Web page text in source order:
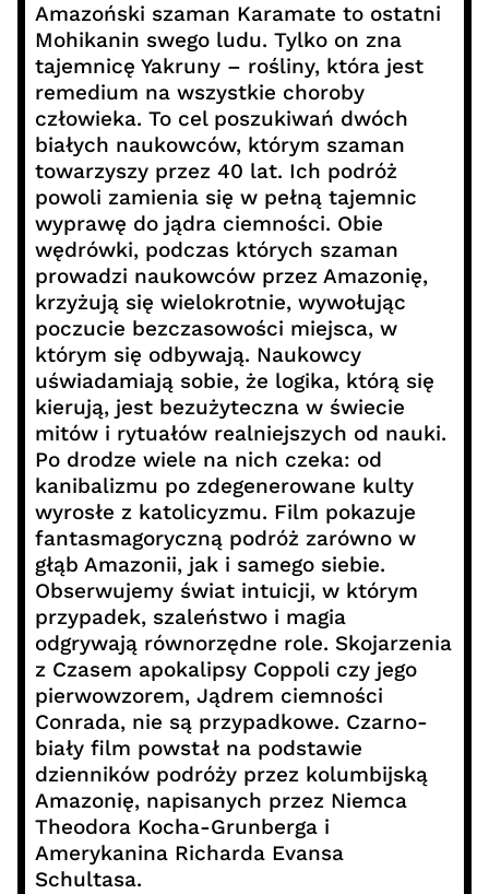
Amazoński szaman Karamate to ostatni
Mohikanin swego ludu. Tylko on zna
tajemnicę Yakruny – rośliny, która jest
remedium na wszystkie choroby
człowieka. To cel poszukiwań dwóch
białych naukowców, którym szaman
towarzyszy przez 40 lat. Ich podróż
powoli zamienia się w pełną tajemnic
wyprawę do jądra ciemności. Obie
wędrówki, podczas których szaman
prowadzi naukowców przez Amazonię,
krzyżują się wielokrotnie, wywołując
poczucie bezczasowości miejsca, w
którym się odbywają. Naukowcy
uświadamiają sobie, że logika, którą się
kierują, jest bezużyteczna w świecie
mitów i rytuałów realniejszych od nauki.
Po drodze wiele na nich czeka: od
kanibalizmu po zdegenerowane kulty
wyrosłe z katolicyzmu. Film pokazuje
fantasmagoryczną podróż zarówno w
głąb Amazonii, jak i samego siebie.
Obserwujemy świat intuicji, w którym
przypadek, szaleństwo i magia
odgrywają równorzędne role. Skojarzenia
z Czasem apokalipsy Coppoli czy jego
pierwowzorem, Jądrem ciemności
Conrada, nie są przypadkowe. Czarno-
biały film powstał na podstawie
dzienników podróży przez kolumbijską
Amazonię, napisanych przez Niemca
Theodora Kocha-Grunberga i
Amerykanina Richarda Evansa
Schultasa.